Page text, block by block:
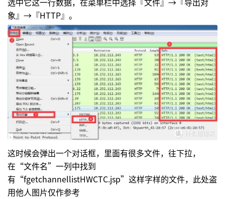
象』→『HTTP』。
这时候会弹出一个对话框，里面有很多文件，往下拉，
在“文件名”一列中找到
有“fgetchannellistHWCTC.jsp”这样字样的文件，此处盗
用他人图片仅作参考